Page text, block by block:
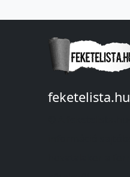
feketelista.hu